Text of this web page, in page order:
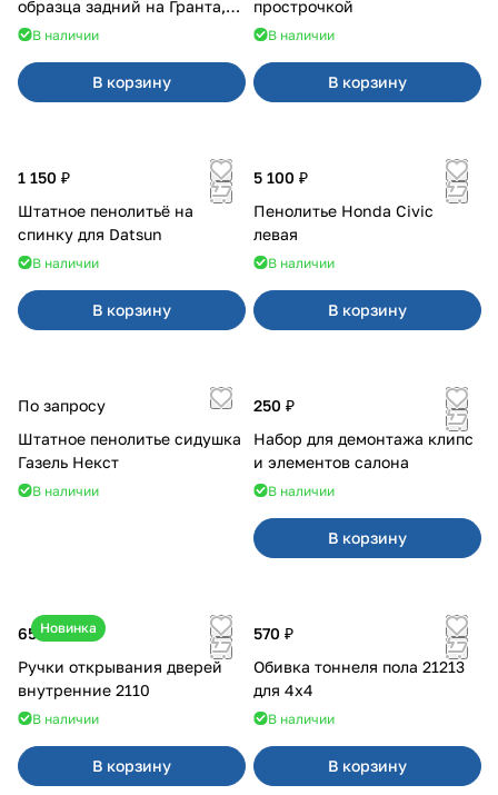
образца задний на Гранта,
Урбан
В наличии
В корзину
прострочкой
В наличии
В корзину
1 150 ₽
Штатное пенолитьё на
спинку для Datsun
В наличии
В корзину
5 100 ₽
Пенолитье Honda Civic
левая
В наличии
В корзину
По запросу
Штатное пенолитье сидушка
Газель Некст
В наличии
250 ₽
Набор для демонтажа клипс
и элементов салона
В наличии
В корзину
Новинка
650 ₽
Ручки открывания дверей
внутренние 2110
В наличии
В корзину
570 ₽
Обивка тоннеля пола 21213
для 4x4
В наличии
В корзину